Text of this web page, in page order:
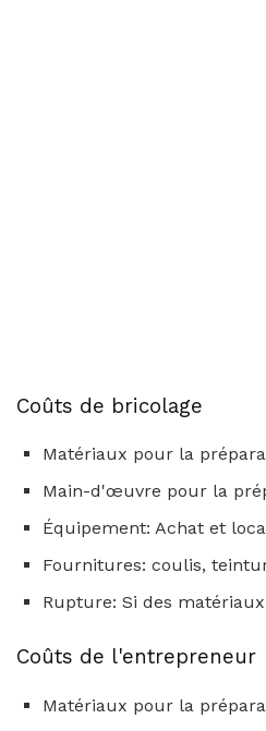
Coûts de bricolage
Matériaux pour la
Main-d'œuvre pour la
Équipement: Achat et
Fournitures: coulis,
Rupture: Si des
Coûts de l'entrepreneur
Matériaux pour la